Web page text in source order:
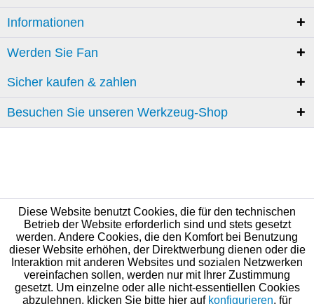
Informationen
Werden Sie Fan
Sicher kaufen & zahlen
Besuchen Sie unseren Werkzeug-Shop
Diese Website benutzt Cookies, die für den technischen
Betrieb der Website erforderlich sind und stets gesetzt
werden. Andere Cookies, die den Komfort bei Benutzung
dieser Website erhöhen, der Direktwerbung dienen oder die
Interaktion mit anderen Websites und sozialen Netzwerken
vereinfachen sollen, werden nur mit Ihrer Zustimmung
gesetzt. Um einzelne oder alle nicht-essentiellen Cookies
abzulehnen, klicken Sie bitte hier auf konfigurieren, für